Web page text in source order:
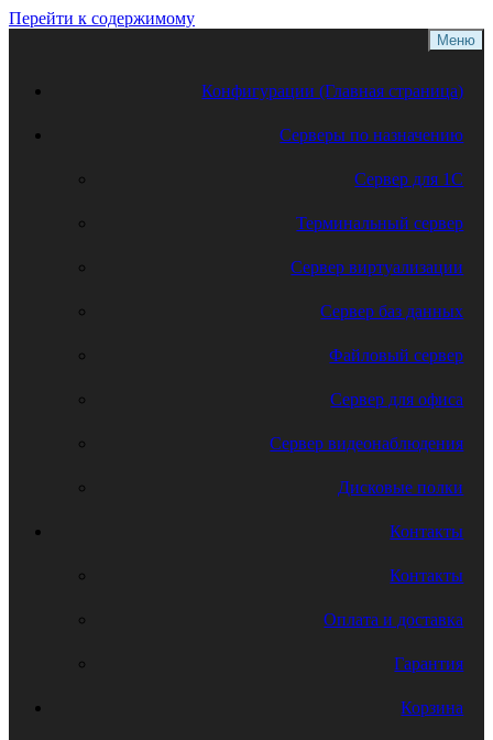
Перейти к содержимому
Меню
Конфигурации (Главная страница)
Серверы по назначению
Сервер для 1С
Терминальный сервер
Сервер виртуализации
Сервер баз данных
Файловый сервер
Сервер для офиса
Сервер видеонаблюдения
Дисковые полки
Контакты
Контакты
Оплата и доставка
Гарантия
Корзина